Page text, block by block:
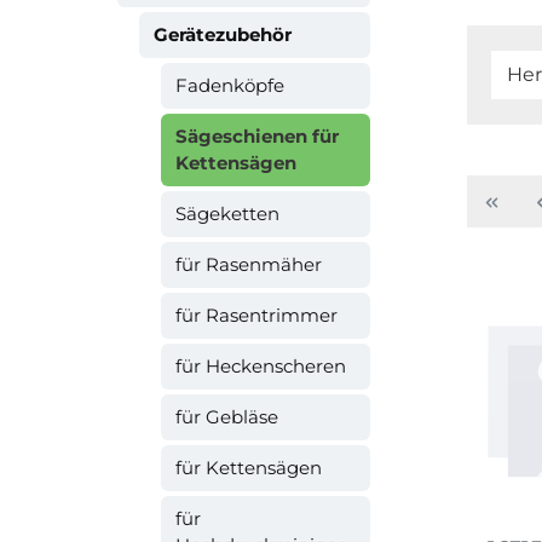
Gerätezubehör
Fadenköpfe
Sägeschienen für
Kettensägen
Sägeketten
für Rasenmäher
für Rasentrimmer
für Heckenscheren
für Gebläse
für Kettensägen
für